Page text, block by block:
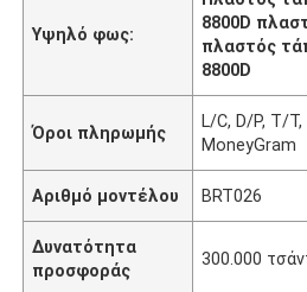
Υψηλό φως:
8800D
πλαστός
8800D
Όροι πληρωμής
L/C, D/P, T/
MoneyGram
Αριθμό μοντέλου BRT026
Δυνατότητα
προσφοράς
300.000